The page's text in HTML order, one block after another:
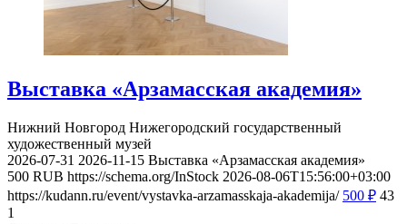
Выставка «Арзамасская академия»
Нижний Новгород Нижегородский государственный
художественный музей
2026-07-31 2026-11-15 Выставка «Арзамасская академия»
500 RUB https://schema.org/InStock 2026-08-06T15:56:00+03:00
https://kudann.ru/event/vystavka-arzamasskaja-akademija/ 500 ₽ 43
1